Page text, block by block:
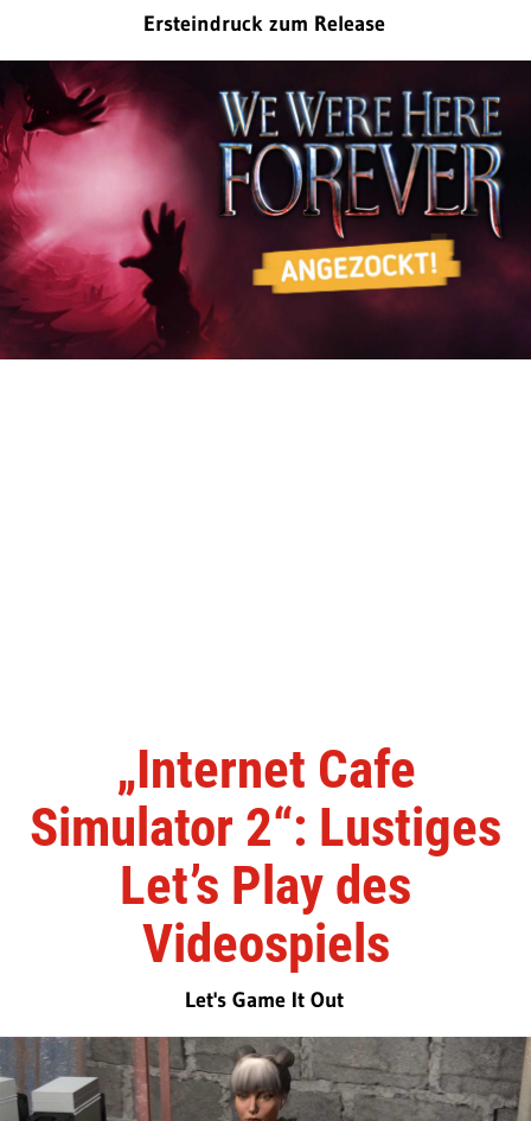
Ersteindruck zum Release
„Internet Cafe
Simulator 2“: Lustiges
Let’s Play des
Videospiels
Let's Game It Out